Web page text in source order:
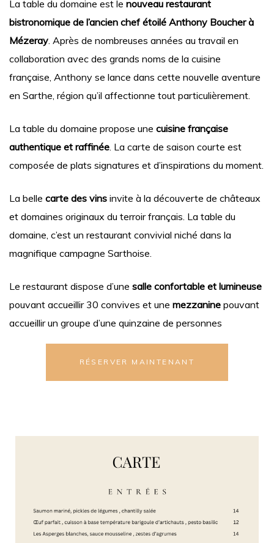
La table du domaine est le nouveau restaurant
bistronomique de l’ancien chef étoilé Anthony Boucher à
Mézeray . Après de nombreuses années au travail en
collaboration avec des grands noms de la cuisine
française, Anthony se lance dans cette nouvelle aventure
en Sarthe, région qu’il affectionne tout particulièrement.
La table du domaine propose une cuisine française
authentique et raffinée . La carte de saison courte est
composée de plats signatures et d’inspirations du moment.
La belle carte des vins invite à la découverte de châteaux
et domaines originaux du terroir français. La table du
domaine, c’est un restaurant convivial niché dans la
magnifique campagne Sarthoise.
Le restaurant dispose d’une salle confortable et lumineuse
pouvant accueillir 30 convives et une mezzanine pouvant
accueillir un groupe d’une quinzaine de personnes
RÉSERVER MAINTENANT